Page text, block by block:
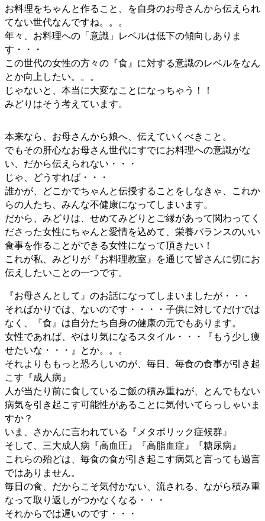
お料理をちゃんと作ること、を自身のお母さんから伝えられ
てない世代なんですね。。。
年々、お料理への「意識」レベルは低下の傾向しありま
す・・・
この世代の女性の方々の『食』に対する意識のレベルをなん
とか向上したい。。。
じゃないと、本当に大変なことになっちゃう！！
みどりはそう考えています。
本来なら、お母さんから娘へ、伝えていくべきこと。
でもその肝心なお母さん世代にすでにお料理への意識がな
い、だから伝えられない・・・
じゃ、どうすれば・・・
誰かが、どこかでちゃんと伝授することをしなきゃ、これか
らの人たち、みんな不健康になってしまいます。
だから、みどりは、せめてみどりとご縁があって関わってく
ださった女性にちゃんと愛情を込めて、栄養バランスのいい
食事を作ることができる女性になって頂きたい！
これが私、みどりが『お料理教室』を通じて皆さんに切にお
伝えしたいことの一つです。
『お母さんとして』のお話になってしまいましたが・・・
そればかりでは、ないのです・・・・子供に対してだけでは
なく、『食』は自分たち自身の健康の元でもあります。
女性であれば、やはり気になるスタイル・・・『もう少し痩
せたいな・・・』とか。。。
それよりももっと恐ろしいのが、毎日、毎食の食事が引き起
こす『成人病』
人が当たり前に食しているご飯の積み重ねが、とんでもない
病気を引き起こす可能性があることに気付いてらっしゃいま
すか？
いま、さかんに言われている『メタボリック症候群』
そして、三大成人病『高血圧』『高脂血症』『糖尿病』
これらの殆どは、毎食の食が引き起こす病気と言っても過言
ではありません。
毎日の食、だからこそ気付かない、流される、ながら積み重
なって取り返しがつかなくなる・・・
それからでは遅いのです・・・